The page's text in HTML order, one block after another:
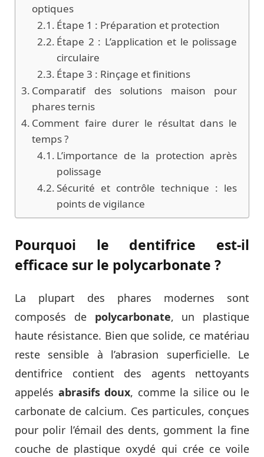
optiques
Étape 1 : Préparation et protection
Étape 2 : L’application et le polissage
circulaire
Étape 3 : Rinçage et finitions
Comparatif des solutions maison pour
phares ternis
Comment faire durer le résultat dans le
temps ?
L’importance de la protection après
polissage
Sécurité et contrôle technique : les
points de vigilance
Pourquoi le dentifrice est-il
efficace sur le polycarbonate ?
La plupart des phares modernes sont
composés de polycarbonate, un plastique
haute résistance. Bien que solide, ce matériau
reste sensible à l’abrasion superficielle. Le
dentifrice contient des agents nettoyants
appelés abrasifs doux, comme la silice ou le
carbonate de calcium. Ces particules, conçues
pour polir l’émail des dents, gomment la fine
couche de plastique oxydé qui crée ce voile